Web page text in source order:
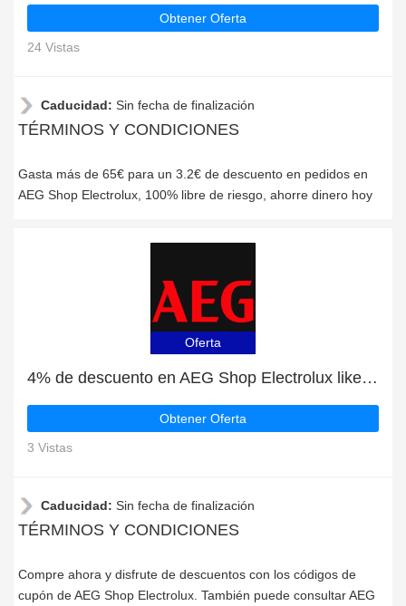
Obtener Oferta
24 Vistas
Caducidad: Sin fecha de finalización
TÉRMINOS Y CONDICIONES
Gasta más de 65€ para un 3.2€ de descuento en pedidos en
AEG Shop Electrolux, 100% libre de riesgo, ahorre dinero hoy
Oferta
4% de descuento en AEG Shop Electrolux likes en facebook
Obtener Oferta
3 Vistas
Caducidad: Sin fecha de finalización
TÉRMINOS Y CONDICIONES
Compre ahora y disfrute de descuentos con los códigos de
cupón de AEG Shop Electrolux. También puede consultar AEG